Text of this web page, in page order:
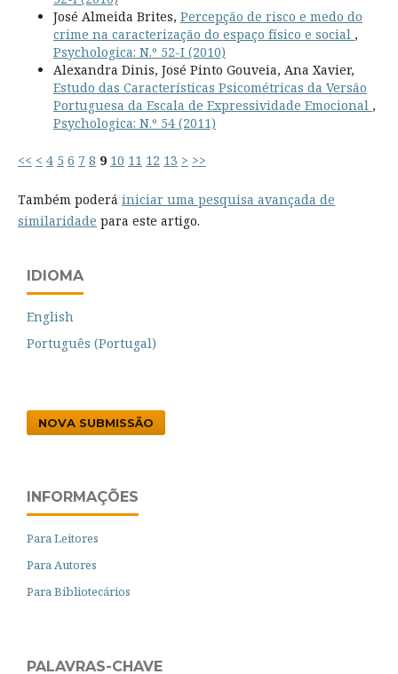
José Almeida Brites, Percepção de risco e medo do
crime na caracterização do espaço físico e social ,
Psychologica: N.º 52-I (2010)
Alexandra Dinis, José Pinto Gouveia, Ana Xavier,
Estudo das Características Psicométricas da Versão
Portuguesa da Escala de Expressividade Emocional ,
Psychologica: N.º 54 (2011)
<< < 4 5 6 7 8 9 10 11 12 13 > >>
Também poderá iniciar uma pesquisa avançada de
similaridade para este artigo.
IDIOMA
English
Português (Portugal)
NOVA SUBMISSÃO
INFORMAÇÕES
Para Leitores
Para Autores
Para Bibliotecários
PALAVRAS-CHAVE